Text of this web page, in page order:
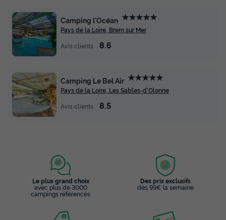
Camping l'Océan ★★★★★
Pays de la Loire, Brem sur Mer
Avis clients
8.6
Camping Le Bel Air ★★★★★
Pays de la Loire, Les Sables-d'Olonne
Avis clients
8.5
Le plus grand choix
avec plus de 3000
campings référencés
Des prix exclusifs
dès 99€ la semaine